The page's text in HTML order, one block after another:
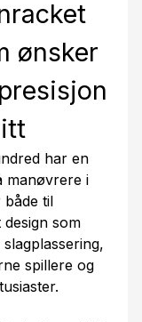
ønsker
har en
manøvrere i
både til
som
spillere og